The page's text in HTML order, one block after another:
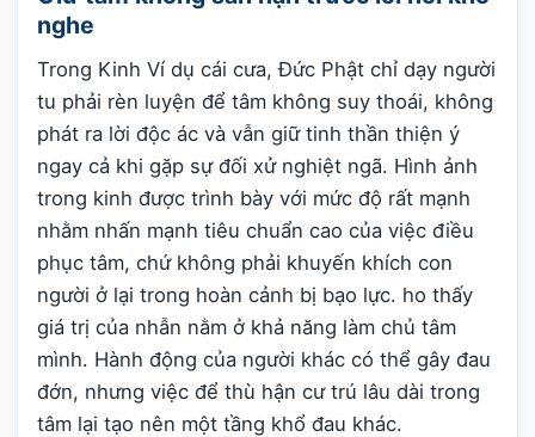
nghe
Trong Kinh Ví dụ cái cưa, Đức Phật chỉ dạy người
tu phải rèn luyện để tâm không suy thoái, không
phát ra lời độc ác và vẫn giữ tinh thần thiện ý
ngay cả khi gặp sự đối xử nghiệt ngã. Hình ảnh
trong kinh được trình bày với mức độ rất mạnh
nhằm nhấn mạnh tiêu chuẩn cao của việc điều
phục tâm, chứ không phải khuyến khích con
người ở lại trong hoàn cảnh bị bạo lực. ho thấy
giá trị của nhẫn nằm ở khả năng làm chủ tâm
mình. Hành động của người khác có thể gây đau
đớn, nhưng việc để thù hận cư trú lâu dài trong
tâm lại tạo nên một tầng khổ đau khác.